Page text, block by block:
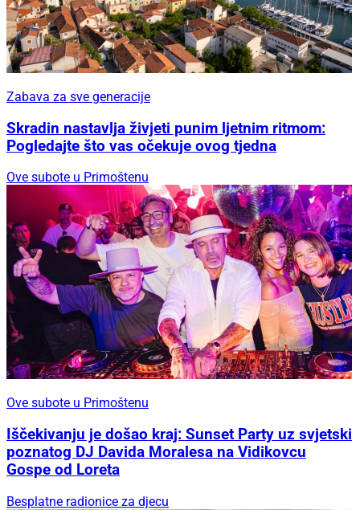
Zabava za sve generacije
Skradin nastavlja živjeti punim ljetnim ritmom:
Pogledajte što vas očekuje ovog tjedna
Ove subote u Primoštenu
Ove subote u Primoštenu
Iščekivanju je došao kraj: Sunset Party uz svjetski
poznatog DJ Davida Moralesa na Vidikovcu
Gospe od Loreta
Besplatne radionice za djecu